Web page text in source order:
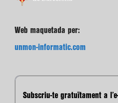
Web maquetada per:
unmon-informatic.com
Subscriu-te gratuïtament a